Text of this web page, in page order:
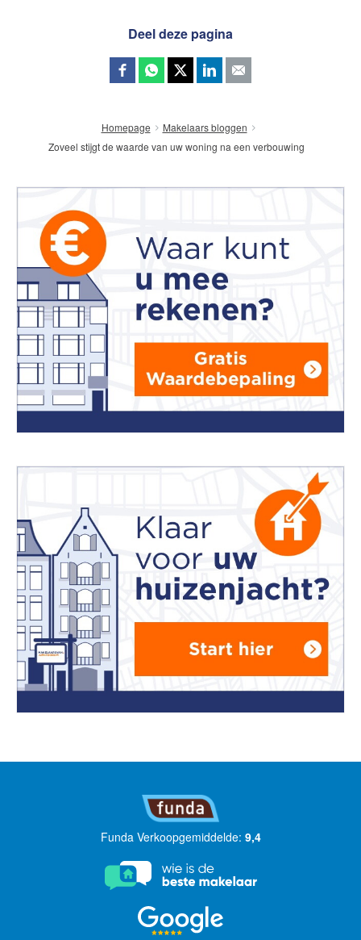
Deel deze pagina
Homepage
Makelaars bloggen
Zoveel stijgt de waarde van uw woning na een verbouwing
Funda Verkoopgemiddelde: 9,4